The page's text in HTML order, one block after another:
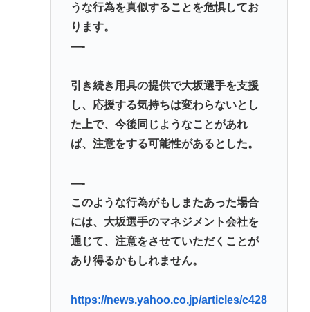
うな行為を真似することを危惧してお
ります。
—-
引き続き用具の提供で大坂選手を支援
し、応援する気持ちは変わらないとし
た上で、今後同じようなことがあれ
ば、注意をする可能性があるとした。
—-
このような行為がもしまたあった場合
には、大坂選手のマネジメント会社を
通じて、注意をさせていただくことが
あり得るかもしれません。
https://news.yahoo.co.jp/articles/c428